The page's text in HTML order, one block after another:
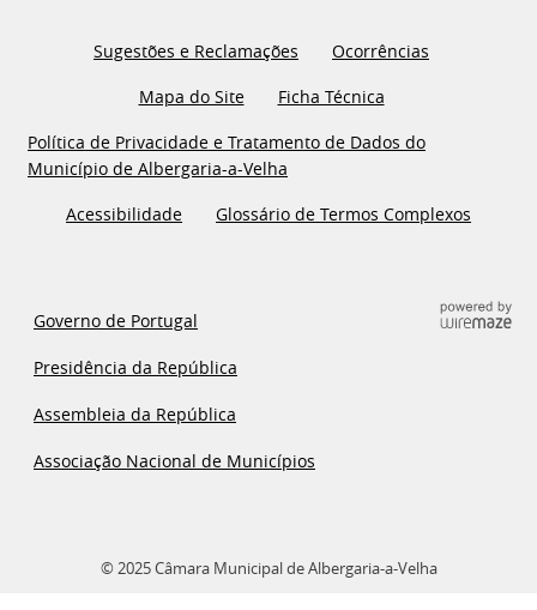
Sugestões e Reclamações
Ocorrências
Mapa do Site
Ficha Técnica
Política de Privacidade e Tratamento de Dados do
Município de Albergaria-a-Velha
Acessibilidade
Glossário de Termos Complexos
Governo de Portugal
Presidência da República
Assembleia da República
Associação Nacional de Municípios
© 2025 Câmara Municipal de Albergaria-a-Velha